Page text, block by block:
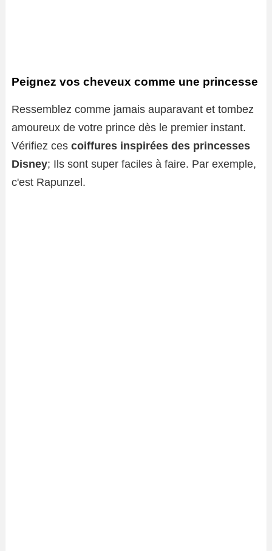
Peignez vos cheveux comme une princesse
Ressemblez comme jamais auparavant et tombez
amoureux de votre prince dès le premier instant.
Vérifiez ces coiffures inspirées des princesses
Disney; Ils sont super faciles à faire. Par exemple,
c'est Rapunzel.